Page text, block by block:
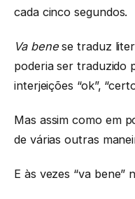
cada cinco segundos.
Va benese traduz
poderia ser traduzido
interjeições “ok”,
Mas assim como em
de várias outras
E às vezes “va bene”